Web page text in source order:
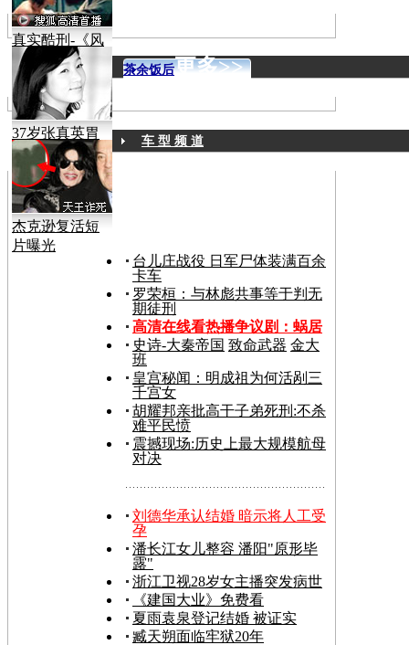
真实酷刑-《风
声》
37岁张真英胃
癌病逝
杰克逊复活短
片曝光
台儿庄战役 日军尸体装满百余
卡车
罗荣桓：与林彪共事等于判无
期徒刑
高清在线看热播争议剧： 蜗居
史诗-大秦帝国 致命武器 金大
班
皇宫秘闻：明成祖为何活剐三
千宫女
胡耀邦亲批高干子弟死刑:不杀
难平民愤
震撼现场:历史上最大规模航母
对决
刘德华承认结婚 暗示将人工受
孕
潘长江女儿整容 潘阳"原形毕
露"
浙江卫视28岁女主播突发病世
《建国大业》免费看
夏雨袁泉登记结婚 被证实
臧天朔面临牢狱20年
茶余饭后更多>>
车 型 频 道